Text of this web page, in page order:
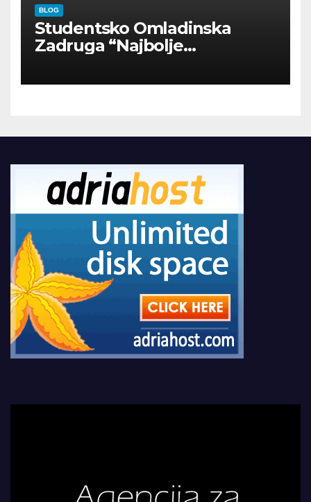
BLOG
Studentsko Omladinska
Zadruga “Najbolje